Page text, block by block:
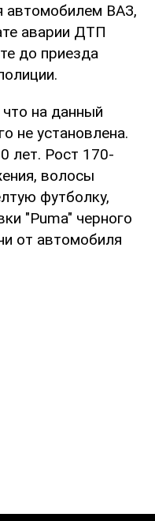
автомобилем ВАЗ,
аварии ДТП
до приезда
на данный
не установлена.
лет. Рост 170-
волосы
футболку,
"Puma" черного
от автомобиля